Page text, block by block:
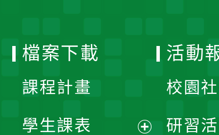
檔案下載
課程計畫
學生課表
活動
校園
研習